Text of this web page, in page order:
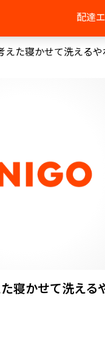
配達
えた寝かせて洗える
寝かせて洗える